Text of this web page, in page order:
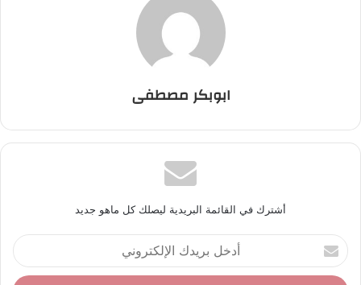
ابوبكر مصطفى
أشترك في القائمة البريدية ليصلك كل ماهو جديد
أ
د
خ